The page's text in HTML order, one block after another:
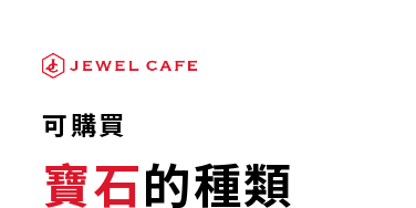
可購買
寶石的種類